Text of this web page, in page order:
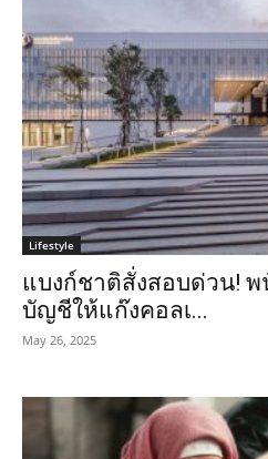
Lifestyle
แบงก์ชาติสั่งสอบด่วน! พ
บัญชีให้แก๊งคอลเ...
May 26, 2025